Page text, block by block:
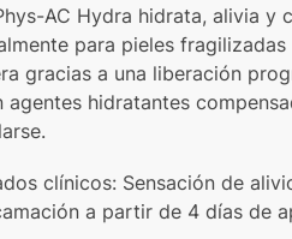
AC Hydra hidrata, alivia y
para pieles
gracias a una liberación
agentes hidratantes
clínicos: Sensación de
a partir de 4 días de